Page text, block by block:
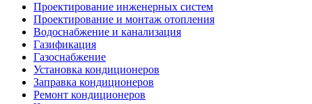
Проектирование инженерных систем
Проектирование и монтаж отопления
Водоснабжение и канализация
Газификация
Газоснабжение
Установка кондиционеров
Заправка кондиционеров
Ремонт кондиционеров